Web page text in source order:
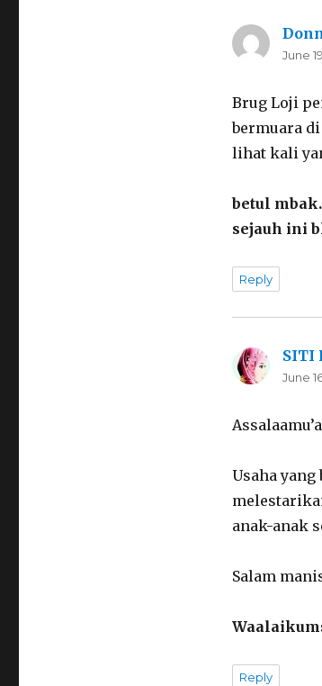
June
Brug Loji
bermuara
lihat kali
betul
sejauh ini
Reply
SITI
June
Usaha
anak-anak
Salam
Reply